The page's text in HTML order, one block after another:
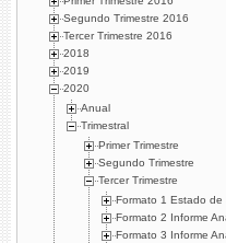
Segundo Trimestre 2016
Tercer Trimestre 2016
2018
2019
2020
Anual
Trimestral
Primer Trimestre
Segundo Trimestre
Tercer Trimestre
Formato 1 Estado de
Formato 2 Informe
Formato 3 Informe